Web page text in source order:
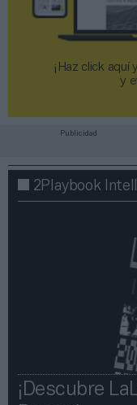
¡Haz click
y
Publicidad
2Playbook
¡Descubre